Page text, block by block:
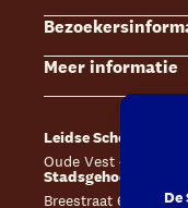
Events
Zalenoverzicht
Contact Sales &
Offerte aanvragen
Kaartverkoop
Bereikbaarheid
Toegankelijkheid
Huisregels en
Meer informatie
Steun ons
Technische informatie
Leidse Schouwburg
Oude Vest 43, 2312
Stadsgehoorzaal
Breestraat 60, 2311